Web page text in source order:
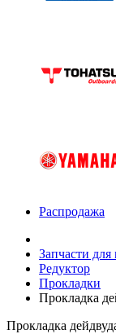
Распродажа
Запчасти для
Редуктор
Прокладки
Прокладка
Прокладка